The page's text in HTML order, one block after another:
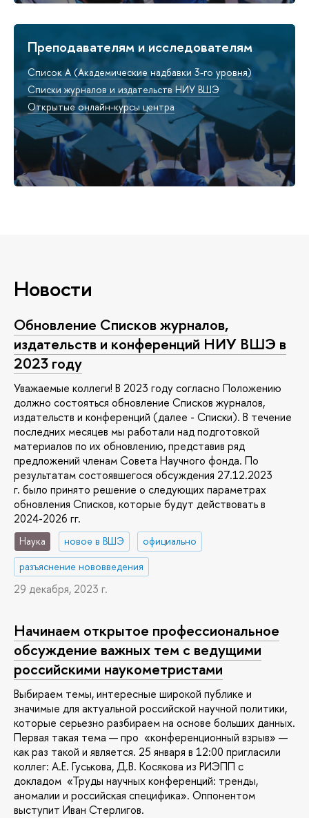
Преподавателям и исследователям
Список A (Академические надбавки 3-го уровня)
Списки журналов и издательств НИУ ВШЭ
Открытые онлайн-курсы центра
Новости
Обновление Списков журналов,
издательств и конференций НИУ ВШЭ в
2023 году
Уважаемые коллеги! В 2023 году согласно Положению
должно состояться обновление Списков журналов,
издательств и конференций (далее - Списки). В течение
последних месяцев мы работали над подготовкой
материалов по их обновлению, представив ряд
предложений членам Совета Научного фонда. По
результатам состоявшегося обсуждения 27.12.2023
г. было принято решение о следующих параметрах
обновления Списков, которые будут действовать в
2024-2026 гг.
Наука новое в ВШЭ
официально
разъяснение нововведения
29 декабря, 2023 г.
Начинаем открытое профессиональное
обсуждение важных тем с ведущими
российскими наукометристами
Выбираем темы, интересные широкой публике и
значимые для актуальной российской научной политики,
которые серьезно разбираем на основе больших данных.
Первая такая тема — про «конференционный взрыв» —
как раз такой и является. 25 января в 12:00 пригласили
коллег: А.Е. Гуськова, Д.В. Косякова из РИЭПП с
докладом «Труды научных конференций: тренды,
аномалии и российская специфика». Оппонентом
выступит Иван Стерлигов.